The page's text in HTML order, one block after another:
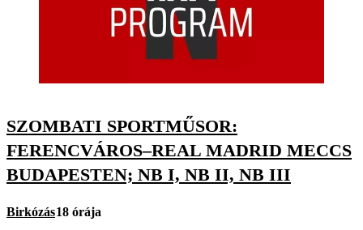
SZOMBATI SPORTMŰSOR:
FERENCVÁROS–REAL MADRID MECCS
BUDAPESTEN; NB I, NB II, NB III
Birkózás18 órája